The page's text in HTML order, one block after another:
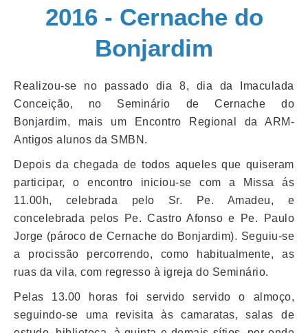
2016 - Cernache do
Bonjardim
Realizou-se no passado dia 8, dia da Imaculada
Conceição, no Seminário de Cernache do
Bonjardim, mais um Encontro Regional da ARM-
Antigos alunos da SMBN.
Depois da chegada de todos aqueles que quiseram
participar, o encontro iniciou-se com a Missa ás
11.00h, celebrada pelo Sr. Pe. Amadeu, e
concelebrada pelos Pe. Castro Afonso e Pe. Paulo
Jorge (pároco de Cernache do Bonjardim). Seguiu-se
a procissão percorrendo, como habitualmente, as
ruas da vila, com regresso à igreja do Seminário.
Pelas 13.00 horas foi servido servido o almoço,
seguindo-se uma revisita às camaratas, salas de